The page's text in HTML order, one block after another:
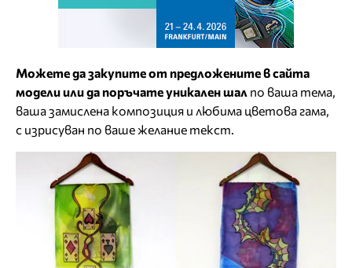
Можете да закупите от предложените в сайта
модели или да поръчате уникален шал по ваша тема,
ваша замислена композиция и любима цветова гама,
с изрисуван по ваше желание текст.